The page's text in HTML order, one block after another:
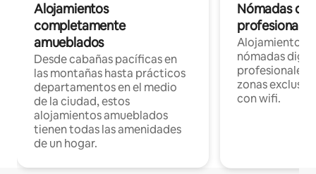
Alojamientos
completamente
amueblados
Desde cabañas pacíficas en
las montañas hasta prácticos
departamentos en el medio
de la ciudad, estos
alojamientos amueblados
tienen todas las amenidades
de un hogar.
Nómadas
Alojamientos
nómadas
profesionales
zonas
con wifi.